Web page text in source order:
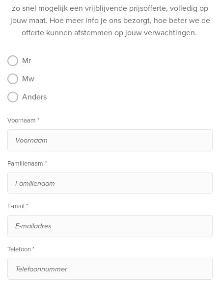
zo snel mogelijk een vrijblijvende prijsofferte, volledig op
jouw maat. Hoe meer info je ons bezorgt, hoe beter we de
offerte kunnen afstemmen op jouw verwachtingen.
Mr
Mw
Anders
Voornaam *
Familienaam *
E-mail *
Telefoon *